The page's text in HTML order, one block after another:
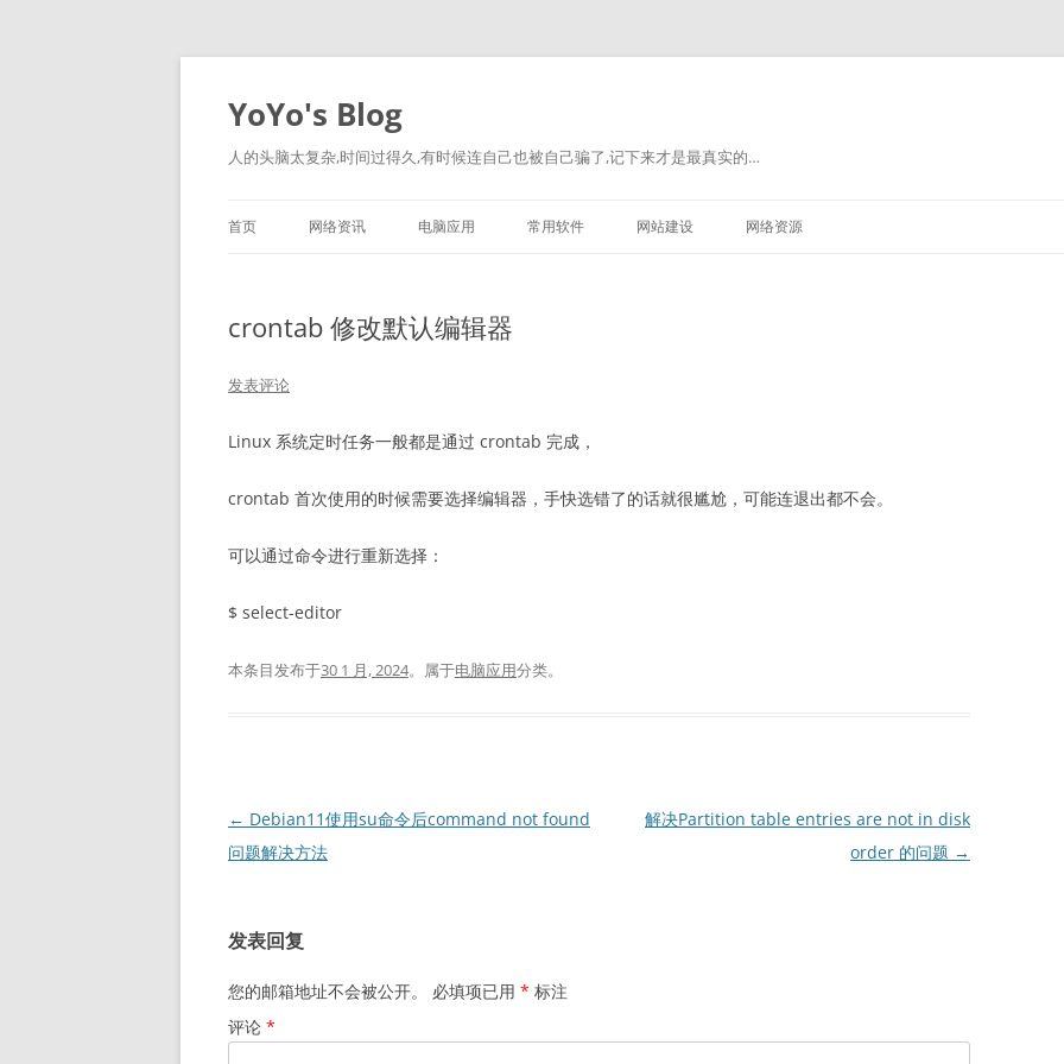
跳
文
YoYo's Blog
人的头脑太复杂,时间过得久,有时候连自己也被自己骗了,记下来才是最真实的…
首页 网络资讯 电脑应用 常用软件 网站建设 网络资源
crontab 修改默认编辑器
发表评论
Linux 系统定时任务一般都是通过 crontab 完成，
crontab 首次使用的时候需要选择编辑器，手快选错了的话就很尴尬，可能连退出都不会。
可以通过命令进行重新选择：
$ select-editor
本条目发布于30 1 月, 2024。属于电脑应用分类。
文
章
← Debian11使用su命令后command not found
问题解决方法
解决Partition table entries are not in disk
order 的问题 →
发表回复
您的邮箱地址不会被公开。 必填项已用 * 标注
评论 *